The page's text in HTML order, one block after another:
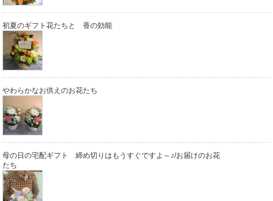
初夏のギフト花たちと 香の効能
やわらかなお供えのお花たち
母の日の宅配ギフト 締め切りはもうすぐですよ～♪/お届けのお花
たち